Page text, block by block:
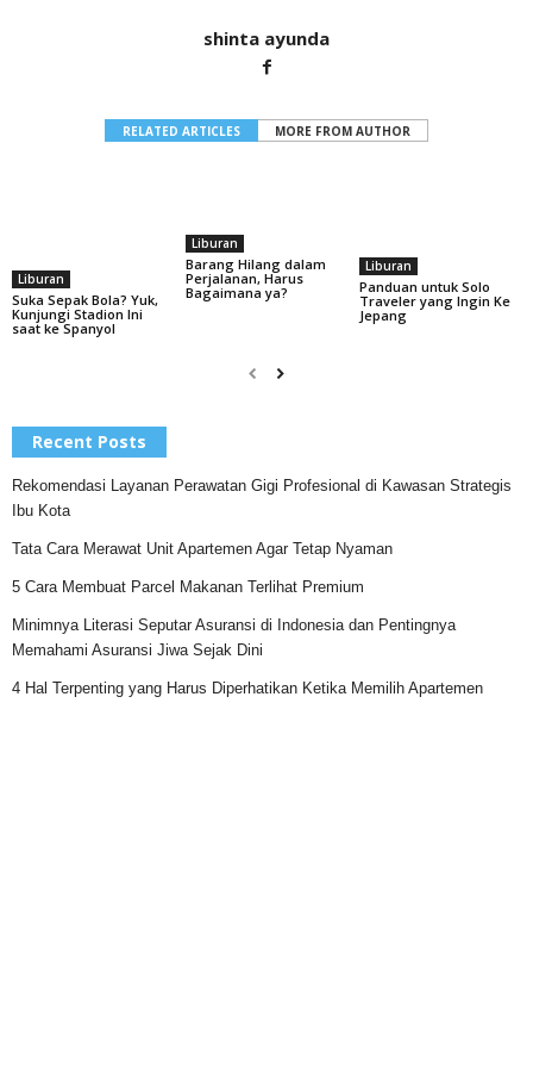
shinta ayunda
RELATED ARTICLES MORE FROM AUTHOR
Liburan
Suka Sepak Bola? Yuk,
Kunjungi Stadion Ini
saat ke Spanyol
Liburan
Barang Hilang dalam
Perjalanan, Harus
Bagaimana ya?
Liburan
Panduan untuk Solo
Traveler yang Ingin Ke
Jepang
Recent Posts
Rekomendasi Layanan Perawatan Gigi Profesional di Kawasan Strategis
Ibu Kota
Tata Cara Merawat Unit Apartemen Agar Tetap Nyaman
5 Cara Membuat Parcel Makanan Terlihat Premium
Minimnya Literasi Seputar Asuransi di Indonesia dan Pentingnya
Memahami Asuransi Jiwa Sejak Dini
4 Hal Terpenting yang Harus Diperhatikan Ketika Memilih Apartemen